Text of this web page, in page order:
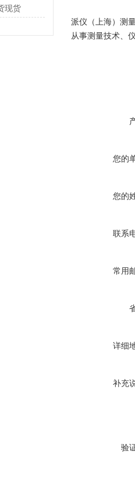
现货
派仪（上海）测
从事测量技术、
您的
您的
联系
常用
详细
补充
验